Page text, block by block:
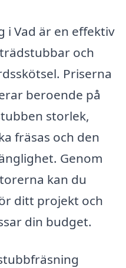
i Vad är en effektiv
och
Priserna
beroende på
storlek,
fräsas och den
Genom
kan du
ditt projekt och
din budget.